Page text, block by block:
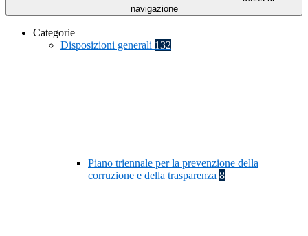
navigazione
Categorie
Disposizioni generali 132
Piano triennale per la prevenzione della
corruzione e della trasparenza 8